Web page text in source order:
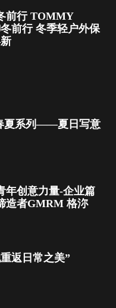
前行 TOMMY
前行 冬季轻户外保
夏系列——夏日写意
年创意力量-企业篇
造者GMRM 格沵
返日常之美”